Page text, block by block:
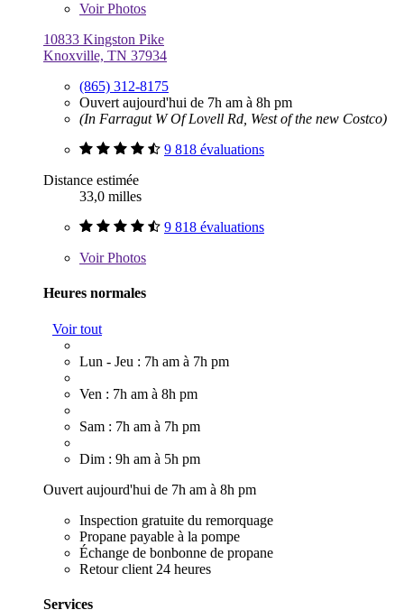
VoirPhotos
10833 Kingston Pike
Knoxville, TN 37934
(865) 312-8175
Ouvert aujourd'hui de 7h am à 8h pm
(In Farragut W Of Lovell Rd, West of the new Costco)
9 818 évaluations
Distance estimée
33,0 milles
9 818 évaluations
VoirPhotos
Heures normales
Voir tout
Lun - Jeu : 7h am à 7h pm
Ven : 7h am à 8h pm
Sam : 7h am à 7h pm
Dim : 9h am à 5h pm
Ouvert aujourd'hui de 7h am à 8h pm
Inspection gratuite du remorquage
Propane payable à la pompe
Échange de bonbonne de propane
Retour client 24 heures
Services